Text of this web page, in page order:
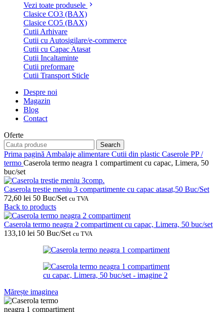
Vezi toate produsele
Clasice CO3 (BAX)
Clasice CO5 (BAX)
Cutii Arhivare
Cutii cu Autosigilare/e-commerce
Cutii cu Capac Atasat
Cutii Incaltaminte
Cutii preformare
Cutii Transport Sticle
Despre noi
Magazin
Blog
Contact
Oferte
Search
Prima pagină Ambalaje alimentare Cutii din plastic Caserole PP /
termo Caserola termo neagra 1 compartiment cu capac, Limera, 50
buc/set
Caserola trestie meniu 3 compartimente cu capac atasat,50 Buc/Set
72,60 lei 50 Buc/Set cu TVA
Back to products
Caserola termo neagra 2 compartiment cu capac, Limera, 50 buc/set
133,10 lei 50 Buc/Set cu TVA
Mărește imaginea